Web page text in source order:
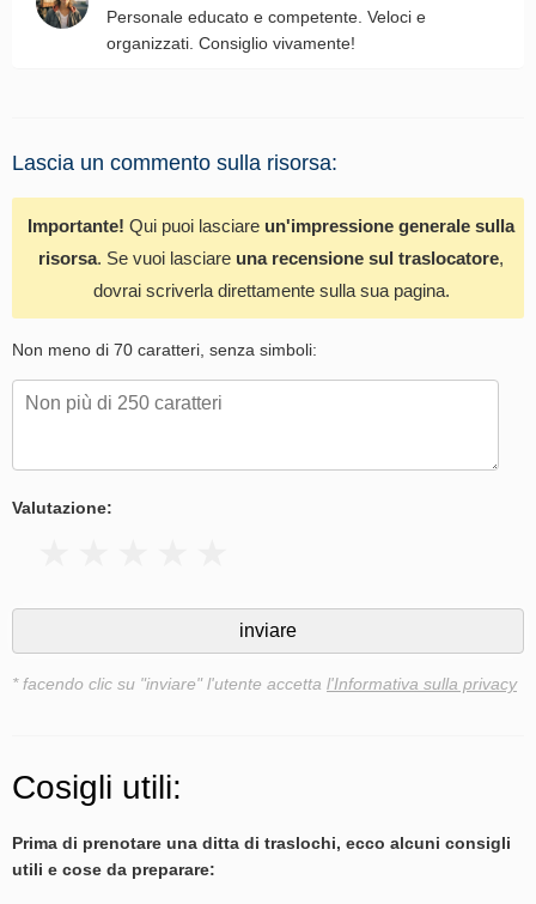
Personale educato e competente. Veloci e
organizzati. Consiglio vivamente!
Lascia un commento sulla risorsa:
Importante! Qui puoi lasciare un'impressione generale sulla
risorsa. Se vuoi lasciare una recensione sul traslocatore,
dovrai scriverla direttamente sulla sua pagina.
Non meno di 70 caratteri, senza simboli:
Valutazione:
* facendo clic su "inviare" l'utente accetta l'Informativa sulla privacy
Cosigli utili:
Prima di prenotare una ditta di traslochi, ecco alcuni consigli
utili e cose da preparare: